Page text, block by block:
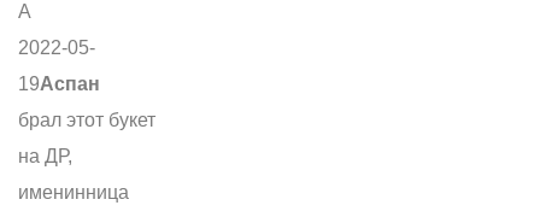
А
2022-05-
19Аспан
брал этот букет
на ДР,
именинница